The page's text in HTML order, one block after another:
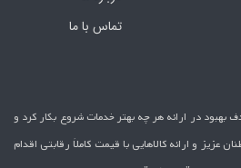
تماس با ما
کانسپت از سال 1395 با هدف بهبود در ارائه هر چه بهتر خدمات شروع بکار کرد و
عزیز و ارائه کالاهایی با قیمت کاملاَ رقابتی اقدام